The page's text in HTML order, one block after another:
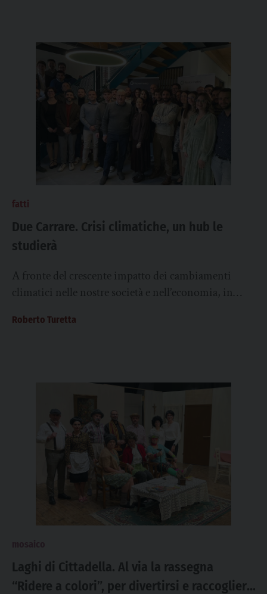
fatti
Due Carrare. Crisi climatiche, un hub le
studierà
A fronte del crescente impatto dei cambiamenti
climatici nelle nostre società e nell’economia, in
Roberto Turetta
Laghi di Cittadella. Al via la rassegna
“Ridere a colori”, per divertirsi e raccogliere